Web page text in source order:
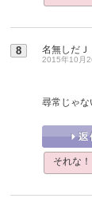
8 名無しだＪ
2015年10月
尋常じゃな
それな！